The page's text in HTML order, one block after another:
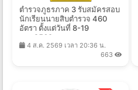
ตำรวจภูธรภาค 3 รับสมัครสอบ
นักเรียนนายสิบตำรวจ 460
อัตรา ตั้งแต่วันที่ 8-19
ส.ค.2569
4 ส.ค. 2569 เวลา 20:36 น.
663